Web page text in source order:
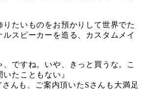
りたいものをお預かりして世界でた
ルスピーカーを造る、カスタムメイ
、ですね。いや、きっと買うな。こ
たこともない』
んも、ご案内頂いたSさんも大満足